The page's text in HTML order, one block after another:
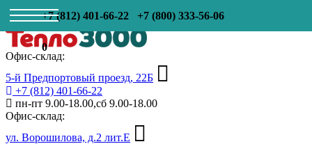
+7 (812) 401-66-22 +7 (800) 333-56-06
0
Офис-склад:
5-й Предпортовый проезд, 22Б
+7 (812) 401-66-22
пн-пт 9.00-18.00,сб 9.00-18.00
Офис-склад:
ул. Ворошилова, д.2 лит.Е